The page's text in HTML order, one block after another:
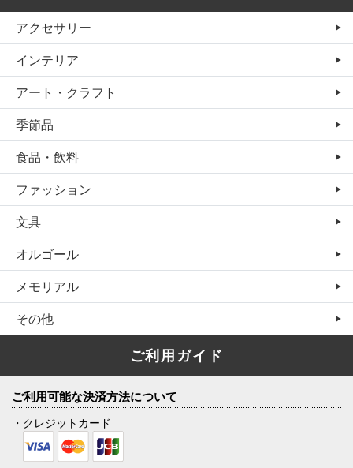
アクセサリー
インテリア
アート・クラフト
季節品
食品・飲料
ファッション
文具
オルゴール
メモリアル
その他
ご利用ガイド
ご利用可能な決済方法について
・クレジットカード